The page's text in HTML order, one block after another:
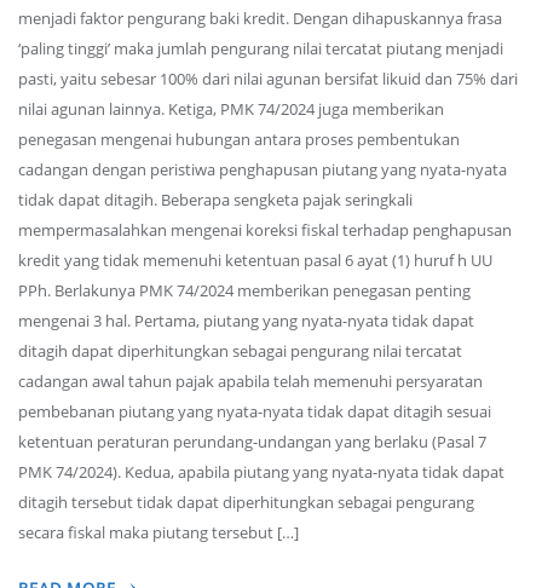
menjadi faktor pengurang baki kredit. Dengan dihapuskannya frasa
‘paling tinggi’ maka jumlah pengurang nilai tercatat piutang menjadi
pasti, yaitu sebesar 100% dari nilai agunan bersifat likuid dan 75% dari
nilai agunan lainnya. Ketiga, PMK 74/2024 juga memberikan
penegasan mengenai hubungan antara proses pembentukan
cadangan dengan peristiwa penghapusan piutang yang nyata-nyata
tidak dapat ditagih. Beberapa sengketa pajak seringkali
mempermasalahkan mengenai koreksi fiskal terhadap penghapusan
kredit yang tidak memenuhi ketentuan pasal 6 ayat (1) huruf h UU
PPh. Berlakunya PMK 74/2024 memberikan penegasan penting
mengenai 3 hal. Pertama, piutang yang nyata-nyata tidak dapat
ditagih dapat diperhitungkan sebagai pengurang nilai tercatat
cadangan awal tahun pajak apabila telah memenuhi persyaratan
pembebanan piutang yang nyata-nyata tidak dapat ditagih sesuai
ketentuan peraturan perundang-undangan yang berlaku (Pasal 7
PMK 74/2024). Kedua, apabila piutang yang nyata-nyata tidak dapat
ditagih tersebut tidak dapat diperhitungkan sebagai pengurang
secara fiskal maka piutang tersebut […]